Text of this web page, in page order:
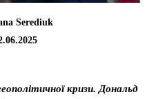
Serediuk
кризи. Дональд